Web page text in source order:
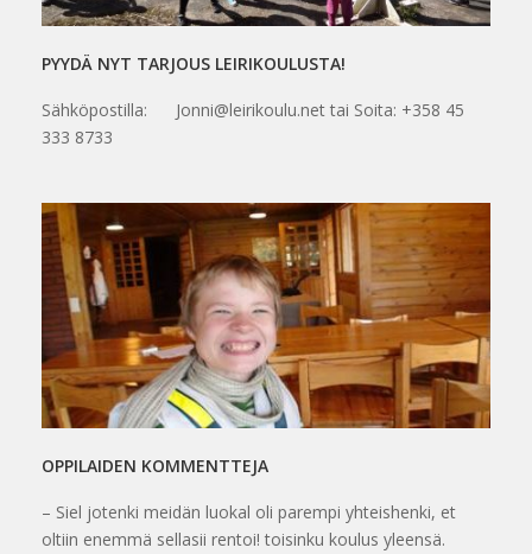
PYYDÄ NYT TARJOUS LEIRIKOULUSTA!
Sähköpostilla: Jonni@leirikoulu.net tai Soita: +358 45
333 8733
OPPILAIDEN KOMMENTTEJA
– Siel jotenki meidän luokal oli parempi yhteishenki, et
oltiin enemmä sellasii rentoi! toisinku koulus yleensä.